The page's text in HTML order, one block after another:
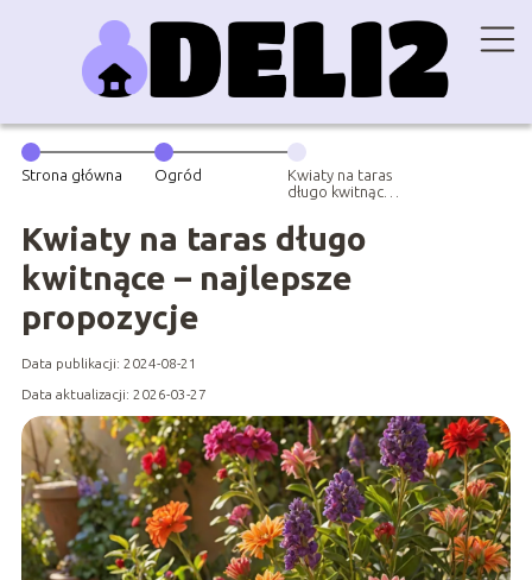
Strona główna Ogród
Kwiaty na taras
długo kwitnące
propozycje
Kwiaty na taras długo
kwitnące – najlepsze
propozycje
Data publikacji: 2024-08-21
Data aktualizacji: 2026-03-27